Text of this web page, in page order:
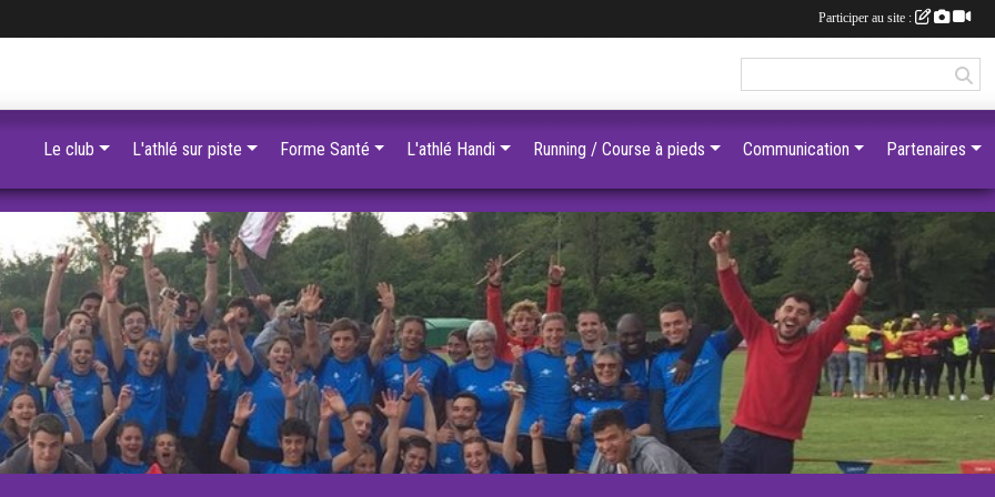
Le club L'athlé sur piste Forme Santé L'athlé Handi Running / Course à pieds Communication Partenaires
Participer au site :